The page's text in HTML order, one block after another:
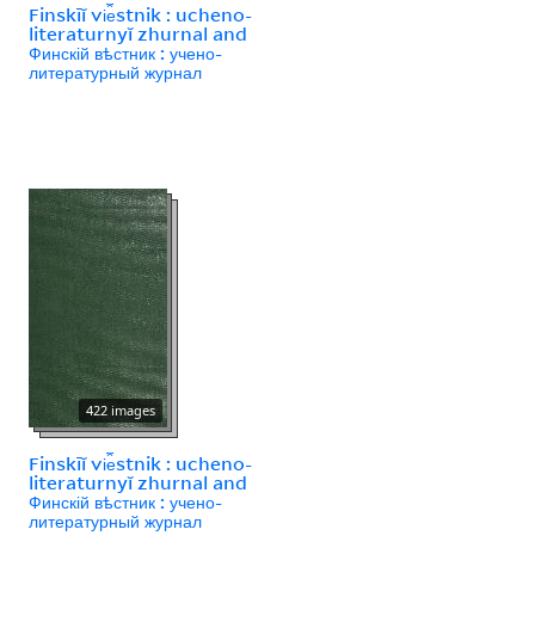
Finskīĭ vi︠e︡stnik : ucheno-
literaturnyĭ zhurnal and
Финскій вѣстник : учено-
литературный журнал
422 images
Finskīĭ vi︠e︡stnik : ucheno-
literaturnyĭ zhurnal and
Финскій вѣстник : учено-
литературный журнал